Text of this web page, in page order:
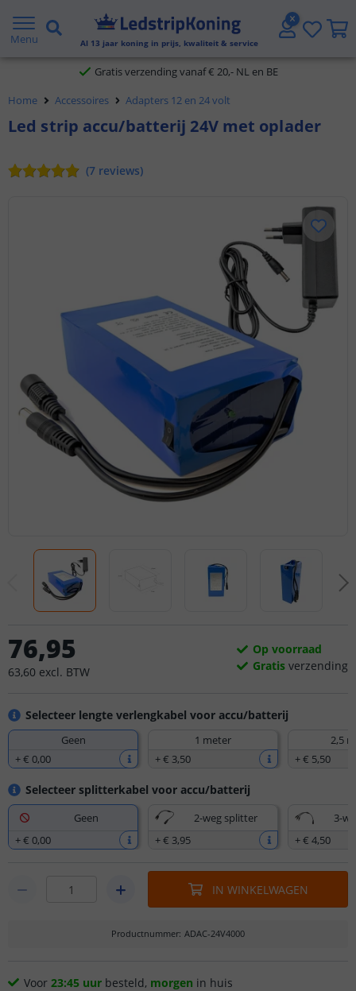
Menu Al 13 jaar koning in prijs, kwaliteit & service
5 jaar garantie
Klantbeoordeling 9.1
Voor 23:45 uur besteld, morgen in huis
Home Accessoires Adapters 12 en 24 volt
Led strip accu/batterij 24V met oplader
(7 reviews)
Selecteer lengte verlengkabel voor accu/batterij
Geen
+€ 0,00
1 meter
+€ 3,50
2,5
+€ 5,50
Selecteer splitterkabel voor accu/batterij
Geen
+€ 0,00
2-weg splitter
+€ 3,95
3-
+€ 4,50
76,95
63,60 excl. BTW
Op voorraad
Gratis verzending
IN WINKELWAGEN
Productnummer: ADAC-24V4000
Voor 23:45 uur besteld, morgen in huis